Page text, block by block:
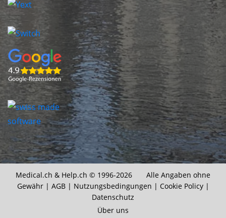
Medical.ch & Help.ch © 1996-2026 Alle Angaben ohne
Gewähr | AGB| Nutzungsbedingungen | Cookie Policy|
Datenschutz
Über uns